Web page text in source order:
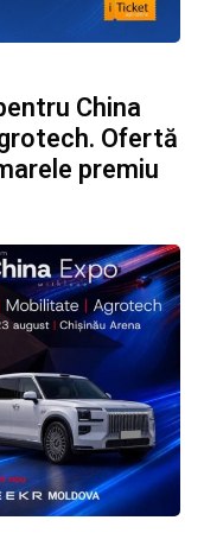
China
Ofertă
premiu